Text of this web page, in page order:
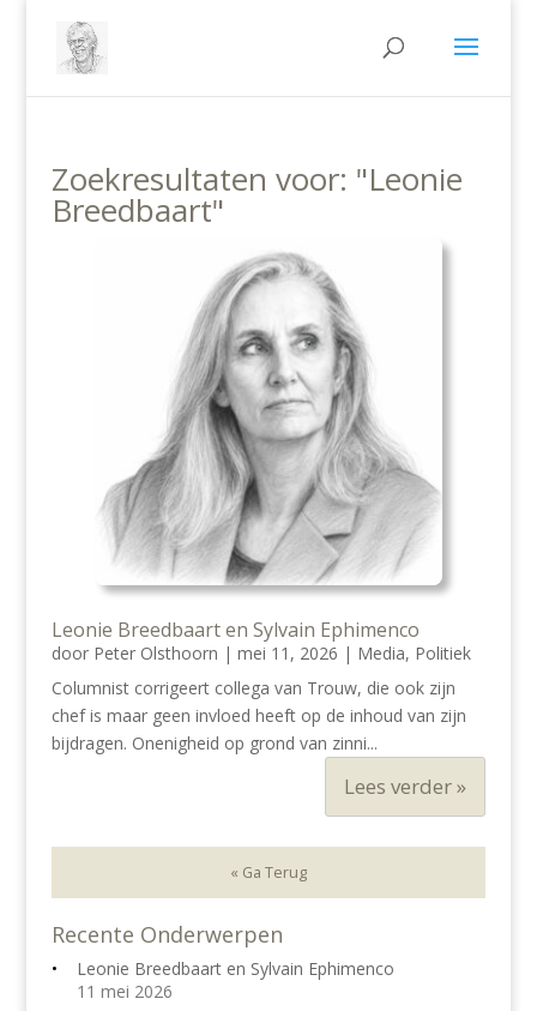
Zoekresultaten voor: "Leonie
Breedbaart"
Leonie Breedbaart en Sylvain Ephimenco
door Peter Olsthoorn | mei 11, 2026 | Media, Politiek
Columnist corrigeert collega van Trouw, die ook zijn
chef is maar geen invloed heeft op de inhoud van zijn
bijdragen. Onenigheid op grond van zinni...
Lees verder »
« Ga Terug
Recente Onderwerpen
Leonie Breedbaart en Sylvain Ephimenco
11 mei 2026